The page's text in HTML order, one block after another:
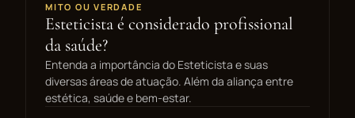
MITO OU VERDADE
Esteticista é considerado profissional
da saúde?
Entenda a importância do Esteticista e suas
diversas áreas de atuação. Além da aliança entre
estética, saúde e bem-estar.